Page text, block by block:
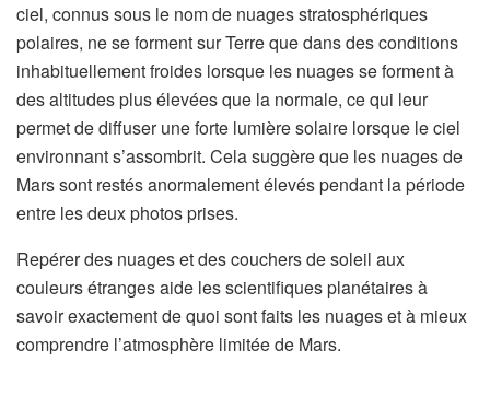
ciel, connus sous le nom de nuages ​​stratosphériques
polaires, ne se forment sur Terre que dans des conditions
inhabituellement froides lorsque les nuages ​​​​se forment à
des altitudes plus élevées que la normale, ce qui leur
permet de diffuser une forte lumière solaire lorsque le ciel
environnant s’assombrit. Cela suggère que les nuages ​​​​de
Mars sont restés anormalement élevés pendant la période
entre les deux photos prises.
Repérer des nuages ​​et des couchers de soleil aux
couleurs étranges aide les scientifiques planétaires à
savoir exactement de quoi sont faits les nuages ​​et à mieux
comprendre l’atmosphère limitée de Mars.